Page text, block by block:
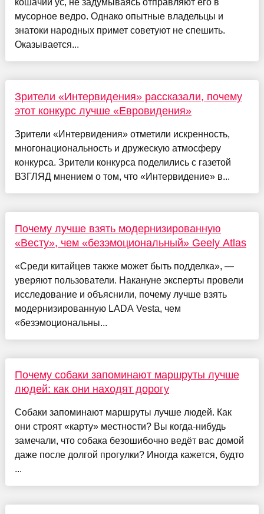
мусорное ведро. Однако опытные владельцы и
знатоки народных примет советуют не спешить.
Оказывается...
Зрители «Интервидения» рассказали, почему
этот конкурс лучше «Евровидения»
Зрители «Интервидения» отметили искренность,
многонациональность и дружескую атмосферу
конкурса. Зрители конкурса поделились с газетой
ВЗГЛЯД мнением о том, что «Интервидение» в...
Почему лучше взять модернизированную
«Весту», чем «безэмоциональный» Geely Atlas
«Среди китайцев также может быть подделка», —
уверяют пользователи. Накануне эксперты провели
исследование и объяснили, почему лучше взять
модернизированную LADA Vesta, чем
«безэмоциональны...
Почему собаки запоминают маршруты лучше
людей: как они находят дорогу
Собаки запоминают маршруты лучше людей. Как
они строят «карту» местности? Вы когда-нибудь
замечали, что собака безошибочно ведёт вас домой
даже после долгой прогулки? Иногда кажется, будто
...